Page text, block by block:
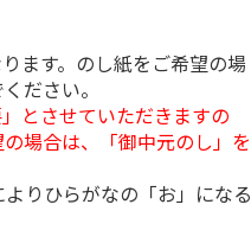
ます。のし紙をご希望の場
ださい。
とさせていただきますの
場合は、「御中元のし」を
りひらがなの「お」になる